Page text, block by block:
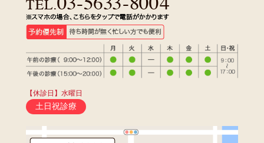
【休診日】水曜日
土日祝診療